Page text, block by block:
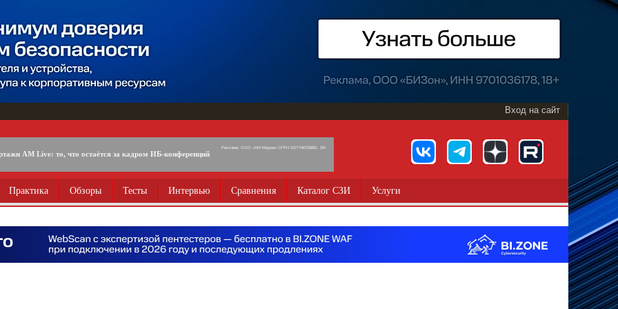
Вход на сайт
AM Live: то, что остаётся за кадром ИБ-конференций
Реклама. ООО «АМ Медиа» ОГРН 1077746725891, 18+
Практика Обзоры Тесты Интервью Сравнения Каталог СЗИ Услуги